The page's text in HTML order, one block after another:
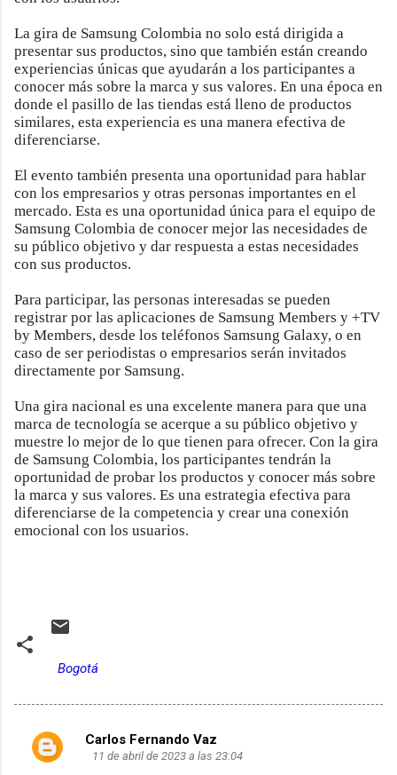
La gira de Samsung Colombia no solo está dirigida a
presentar sus productos, sino que también están creando
experiencias únicas que ayudarán a los participantes a
conocer más sobre la marca y sus valores. En una época en
donde el pasillo de las tiendas está lleno de productos
similares, esta experiencia es una manera efectiva de
diferenciarse.
El evento también presenta una oportunidad para hablar
con los empresarios y otras personas importantes en el
mercado. Esta es una oportunidad única para el equipo de
Samsung Colombia de conocer mejor las necesidades de
su público objetivo y dar respuesta a estas necesidades
con sus productos.
Para participar, las personas interesadas se pueden
registrar por las aplicaciones de Samsung Members y +TV
by Members, desde los teléfonos Samsung Galaxy, o en
caso de ser periodistas o empresarios serán invitados
directamente por Samsung.
Una gira nacional es una excelente manera para que una
marca de tecnología se acerque a su público objetivo y
muestre lo mejor de lo que tienen para ofrecer. Con la gira
de Samsung Colombia, los participantes tendrán la
oportunidad de probar los productos y conocer más sobre
la marca y sus valores. Es una estrategia efectiva para
diferenciarse de la competencia y crear una conexión
emocional con los usuarios.
Bogotá
C
Carlos Fernando Vaz
11 de abril de 2023 a las 23:04